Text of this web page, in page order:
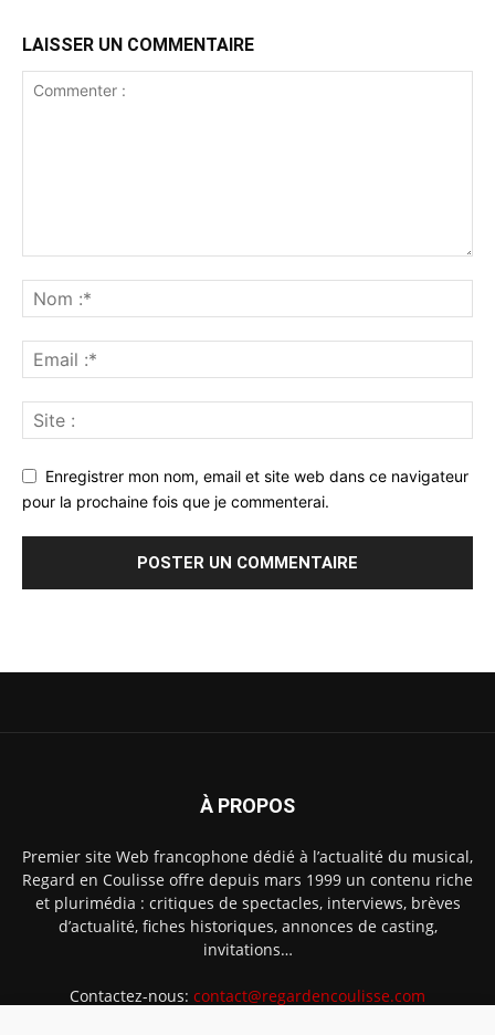
LAISSER UN COMMENTAIRE
Enregistrer mon nom, email et site web dans ce navigateur
pour la prochaine fois que je commenterai.
À PROPOS
Premier site Web francophone dédié à l’actualité du musical,
Regard en Coulisse offre depuis mars 1999 un contenu riche
et plurimédia : critiques de spectacles, interviews, brèves
d’actualité, fiches historiques, annonces de casting,
invitations…
Contactez-nous: contact@regardencoulisse.com